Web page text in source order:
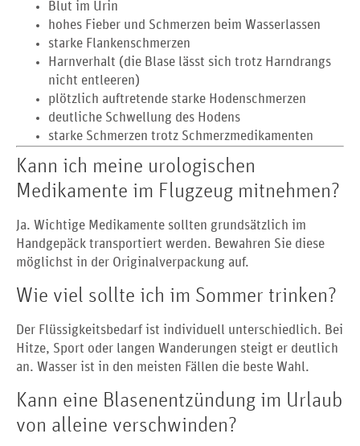
Blut im Urin
hohes Fieber und Schmerzen beim Wasserlassen
starke Flankenschmerzen
Harnverhalt (die Blase lässt sich trotz Harndrangs
nicht entleeren)
plötzlich auftretende starke Hodenschmerzen
deutliche Schwellung des Hodens
starke Schmerzen trotz Schmerzmedikamenten
Kann ich meine urologischen
Medikamente im Flugzeug mitnehmen?
Ja. Wichtige Medikamente sollten grundsätzlich im
Handgepäck transportiert werden. Bewahren Sie diese
möglichst in der Originalverpackung auf.
Wie viel sollte ich im Sommer trinken?
Der Flüssigkeitsbedarf ist individuell unterschiedlich. Bei
Hitze, Sport oder langen Wanderungen steigt er deutlich
an. Wasser ist in den meisten Fällen die beste Wahl.
Kann eine Blasenentzündung im Urlaub
von alleine verschwinden?